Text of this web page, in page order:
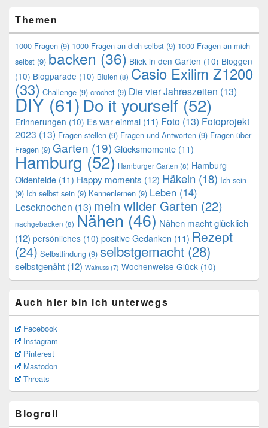
Themen
1000 Fragen (9) 1000 Fragen an dich selbst (9) 1000 Fragen an mich
selbst (9) backen (36) Blick in den Garten (10) Bloggen
(10) Blogparade (10) Blüten (8) Casio Exilim Z1200
(33) Challenge (9) crochet (9) Die vier Jahreszeiten (13)
DIY(61)Do it yourself (52)
Erinnerungen (10) Es war einmal (11) Foto (13) Fotoprojekt
2023 (13) Fragen stellen (9) Fragen und Antworten (9) Fragen über
Fragen (9) Garten (19) Glücksmomente (11)
Hamburg (52) Hamburger Garten (8) Hamburg
Oldenfelde (11) Happy moments (12) Häkeln (18) Ich sein
(9) Ich selbst sein (9) Kennenlernen (9) Leben (14)
Leseknochen (13) mein wilder Garten (22)
nachgebacken (8) Nähen (46) Nähen macht glücklich
(12) persönliches (10) positive Gedanken (11) Rezept
(24) Selbstfindung (9) selbstgemacht (28)
selbstgenäht (12) Walnuss (7) Wochenweise Glück (10)
Auch hier bin ich unterwegs
Facebook
Instagram
Pinterest
Mastodon
Threats
Blogroll